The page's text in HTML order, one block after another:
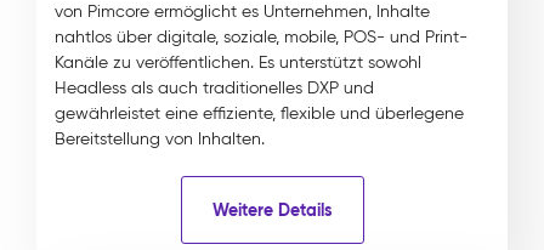
von Pimcore ermöglicht es Unternehmen, Inhalte
nahtlos über digitale, soziale, mobile, POS- und Print-
Kanäle zu veröffentlichen. Es unterstützt sowohl
Headless als auch traditionelles DXP und
gewährleistet eine effiziente, flexible und überlegene
Bereitstellung von Inhalten.
Weitere Details